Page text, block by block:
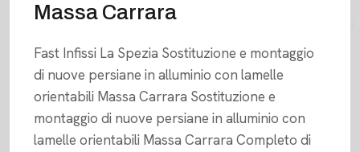
Massa Carrara
Fast Infissi La Spezia Sostituzione e montaggio
di nuove persiane in alluminio con lamelle
orientabili Massa Carrara Sostituzione e
montaggio di nuove persiane in alluminio con
lamelle orientabili Massa Carrara Completo di